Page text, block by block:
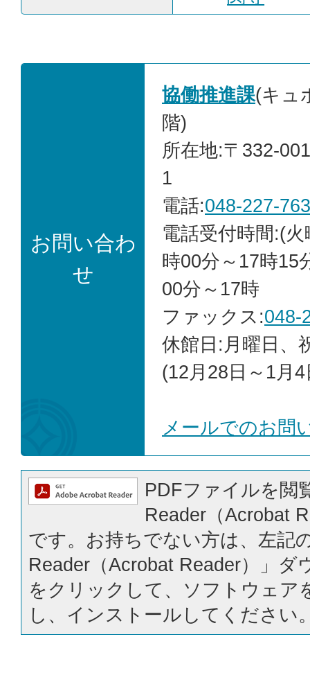
お問い合わ
せ
協働推進課(キュ
階)
所在地:〒332-
1
電話:048-227-
電話受付時間:(
時00分～17時15
00分～17時
ファックス:048-
休館日:月曜日、
(12月28日～1月4
メールでのお問
PDFファイルを閲
Reader（Acrobat
です。お持ちでない方は、左記
Reader（Acrobat Reader）」ダ
をクリックして、ソフトウェア
し、インストールしてください